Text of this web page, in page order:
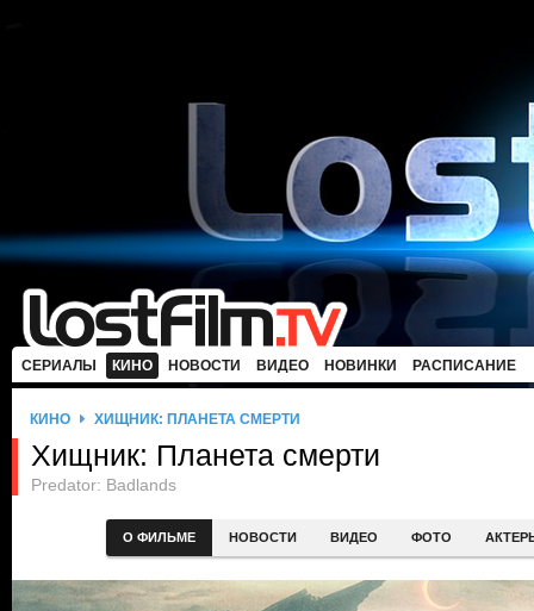
СЕРИАЛЫ КИНО НОВОСТИ ВИДЕО НОВИНКИ РАСПИСАНИЕ
КИНО ХИЩНИК: ПЛАНЕТА СМЕРТИ
Хищник: Планета смерти
Predator: Badlands
О ФИЛЬМЕ НОВОСТИ ВИДЕО ФОТО